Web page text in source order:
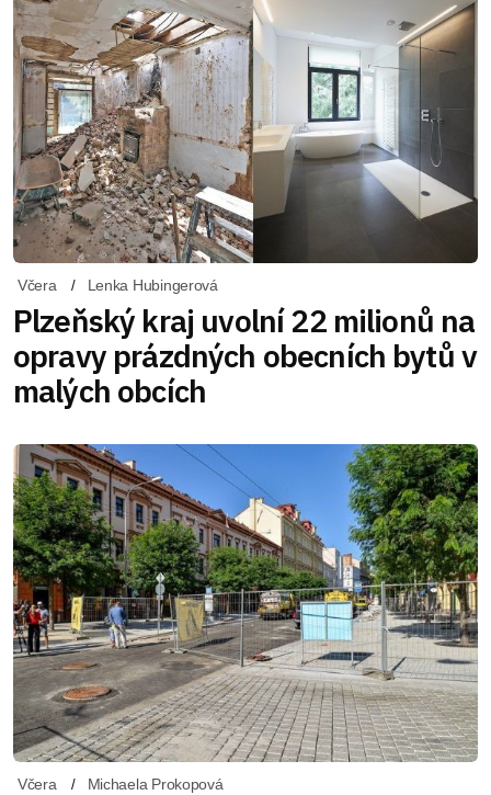
Včera Lenka Hubingerová
Plzeňský kraj uvolní 22 milionů na
opravy prázdných obecních bytů v
malých obcích
Včera Michaela Prokopová